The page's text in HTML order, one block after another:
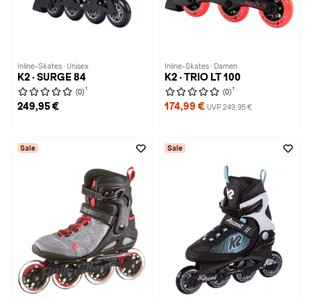
Inline-Skates · Unisex
K2 · SURGE 84
(0) 1
249,95 €
Inline-Skates · Damen
K2 · TRIO LT 100
(0) 1
174,99 € UVP 249,95 €
Sale Sale